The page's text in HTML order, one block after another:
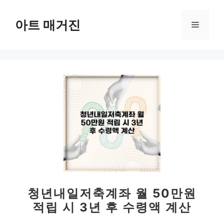
아트 매거진 메
청년내일저축계좌 월 50만원
적립 시 3년 후 수령액 계산